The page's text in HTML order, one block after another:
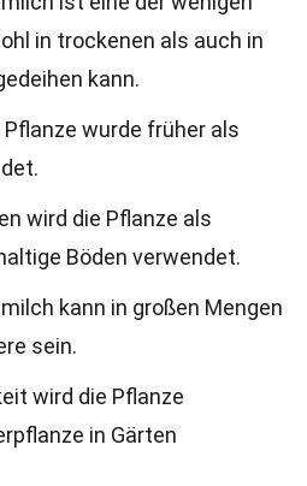
in trockenen als auch in
kann.
wurde früher als
wird die Pflanze als
Böden verwendet.
kann in großen Mengen
sein.
wird die Pflanze
in Gärten